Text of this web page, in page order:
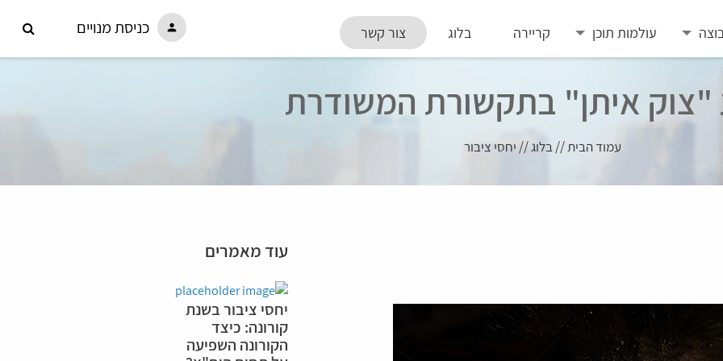
עולמות תוכן קריירה בלוג צור קשר person כניסת מנויים
איתן" בתקשורת המשודרת
עמוד הבית//בלוג// יחסי ציבור
עוד מאמרים
יחסי ציבור בשנת
קורונה: כיצד
הקורונה השפיעה